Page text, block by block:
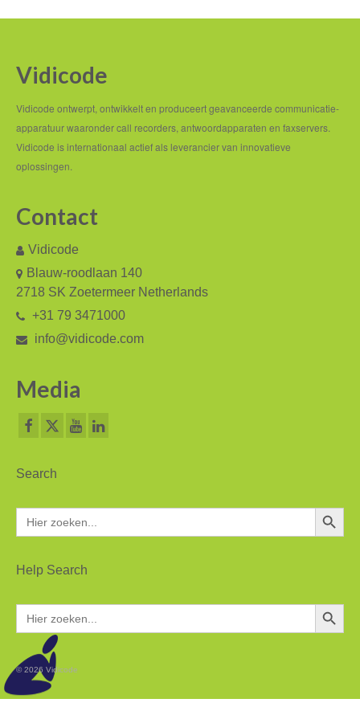
Vidicode
Vidicode ontwerpt, ontwikkelt en produceert geavanceerde communicatie-
apparatuur waaronder call recorders, antwoordapparaten en faxservers.
Vidicode is internationaal actief als leverancier van innovatieve
oplossingen.
Contact
Vidicode
Blauw-roodlaan 140
2718 SK Zoetermeer Netherlands
+31 79 3471000
info@vidicode.com
Media
Search
Zoek
naar:
Help Search
Zoek
naar:
© 2026 Vidicode